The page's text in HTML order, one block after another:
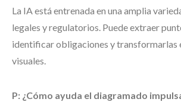
La IA está entrenada en una amplia
legales y regulatorios. Puede extraer
identificar obligaciones y transformarlas
visuales.
P: ¿Cómo ayuda el diagramado